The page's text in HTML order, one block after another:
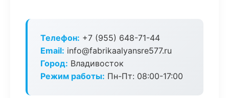
Телефон: +7 (955) 648-71-44
Email: info@fabrikaalyansre577.ru
Город: Владивосток
Режим работы: Пн-Пт: 08:00-17:00